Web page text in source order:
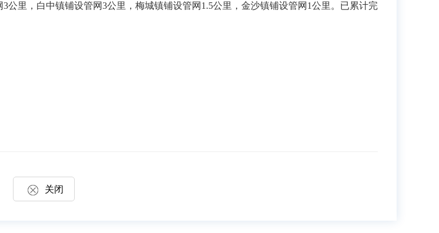
里，白中镇铺设管网3公里，梅城镇铺设管网1.5公里，金沙镇铺设管网1公里。已累计完
关闭